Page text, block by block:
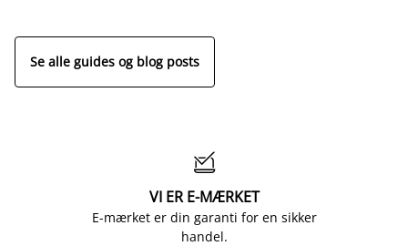
Se alle guides og blog posts

VI ER E-MÆRKET
E-mærket er din garanti for en sikker
handel.